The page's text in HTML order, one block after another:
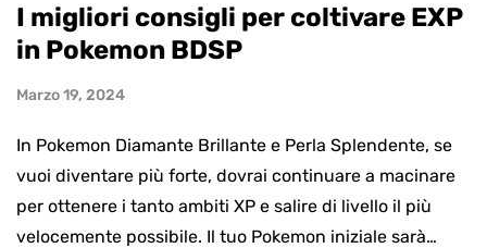
I migliori consigli per coltivare EXP
in Pokemon BDSP
Marzo 19, 2024
In Pokemon Diamante Brillante e Perla Splendente, se
vuoi diventare più forte, dovrai continuare a macinare
per ottenere i tanto ambiti XP e salire di livello il più
velocemente possibile. Il tuo Pokemon iniziale sarà…